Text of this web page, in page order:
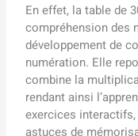
En effet, la table de
compréhension des
développement de
numération. Elle
combine la
rendant ainsi
exercices
astuces de